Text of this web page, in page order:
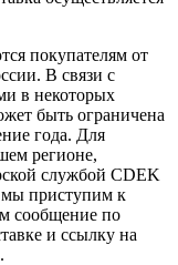
покупателям от
В связи с
в некоторых
быть ограничена
года. Для
регионе,
службой CDEK
мы приступим к
сообщение по
и ссылку на